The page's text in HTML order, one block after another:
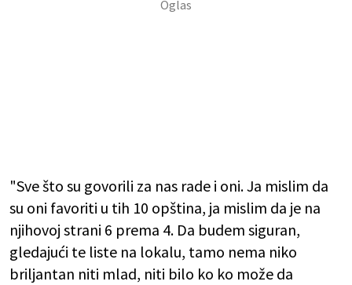
"Sve što su govorili za nas rade i oni. Ja mislim da
su oni favoriti u tih 10 opština, ja mislim da je na
njihovoj strani 6 prema 4. Da budem siguran,
gledajući te liste na lokalu, tamo nema niko
briljantan niti mlad, niti bilo ko ko može da